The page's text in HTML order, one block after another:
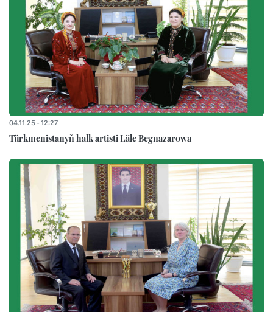
04.11.25 - 12:27
Türkmenistanyň halk artisti Läle Begnazarowa